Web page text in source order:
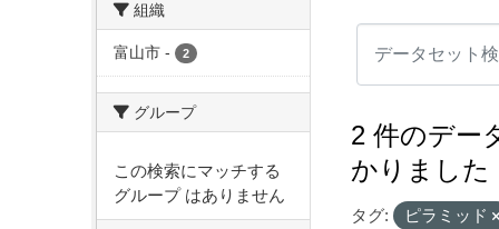
組織
富山市 - 2
グループ
この検索にマッチする
グループ はありません
2 件のデー
かりました
タグ: ピラミッド